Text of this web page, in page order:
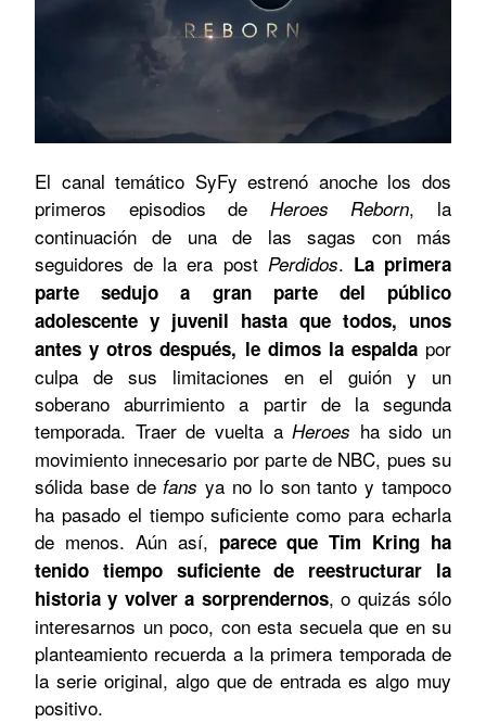
El canal temático SyFy estrenó anoche los dos
primeros episodios de Heroes Reborn, la
continuación de una de las sagas con más
seguidores de la era post Perdidos. La primera
parte sedujo a gran parte del público
adolescente y juvenil hasta que todos, unos
antes y otros después, le dimos la espaldapor
culpa de sus limitaciones en el guión y un
soberano aburrimiento a partir de la segunda
temporada. Traer de vuelta aHeroes ha sido un
movimiento innecesario por parte de NBC, pues su
sólida base defans ya no lo son tanto y tampoco
ha pasado el tiempo suficiente como para echarla
de menos. Aún así, parece que Tim Kring ha
tenido tiempo suficiente de reestructurar la
historia y volver a sorprendernos, o quizás sólo
interesarnos un poco, con esta secuela que en su
planteamiento recuerda a la primera temporada de
la serie original, algo que de entrada es algo muy
positivo.